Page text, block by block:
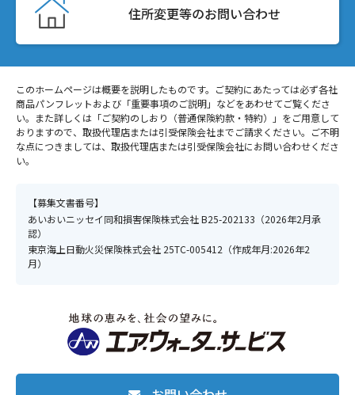
住所変更等のお問い合わせ
このホームページは概要を説明したものです。ご契約にあたっては必ず各社
商品パンフレットおよび「重要事項のご説明」などをあわせてご覧くださ
い。また詳しくは「ご契約のしおり（普通保険約款・特約）」をご用意して
おりますので、取扱代理店または引受保険会社までご請求ください。ご不明
な点につきましては、取扱代理店または引受保険会社にお問い合わせくださ
い。
【募集文書番号】
あいおいニッセイ同和損害保険株式会社 B25-202133（2026年2月承
認）
東京海上日動火災保険株式会社 25TC-005412（作成年月:2026年2
月）